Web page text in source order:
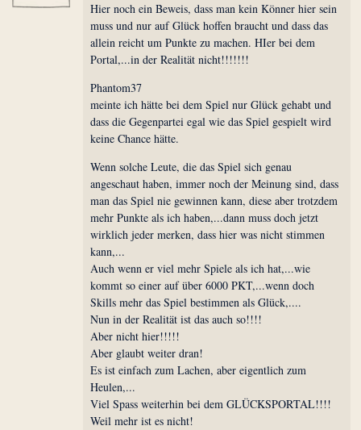
Hier noch ein Beweis, dass man kein Könner hier sein
muss und nur auf Glück hoffen braucht und dass das
allein reicht um Punkte zu machen. HIer bei dem
Portal,...in der Realität nicht!!!!!!!
Phantom37
meinte ich hätte bei dem Spiel nur Glück gehabt und
dass die Gegenpartei egal wie das Spiel gespielt wird
keine Chance hätte.
Wenn solche Leute, die das Spiel sich genau
angeschaut haben, immer noch der Meinung sind, dass
man das Spiel nie gewinnen kann, diese aber trotzdem
mehr Punkte als ich haben,...dann muss doch jetzt
wirklich jeder merken, dass hier was nicht stimmen
kann,...
Auch wenn er viel mehr Spiele als ich hat,...wie
kommt so einer auf über 6000 PKT,...wenn doch
Skills mehr das Spiel bestimmen als Glück,....
Nun in der Realität ist das auch so!!!!
Aber nicht hier!!!!!
Aber glaubt weiter dran!
Es ist einfach zum Lachen, aber eigentlich zum
Heulen,...
Viel Spass weiterhin bei dem GLÜCKSPORTAL!!!!
Weil mehr ist es nicht!